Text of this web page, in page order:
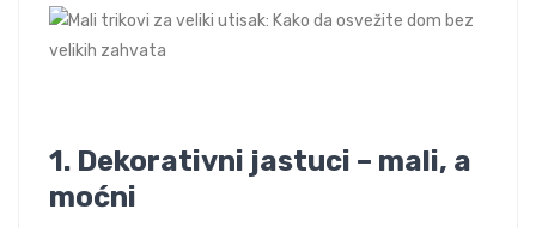
1. Dekorativni jastuci – mali, a
moćni